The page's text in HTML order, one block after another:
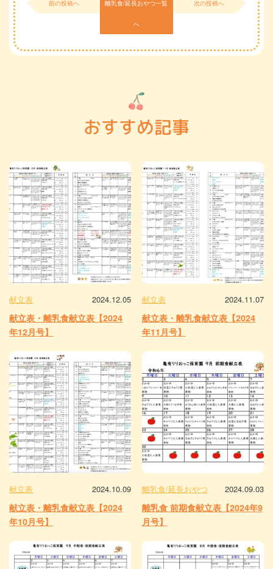
前の投稿へ 離乳食/延長おやつ一覧
へ
次の投稿へ
おすすめ記事
献立表 2024.12.05
献立表・離乳食献立表【2024
年12月号】
献立表 2024.11.07
献立表・離乳食献立表【2024
年11月号】
献立表 2024.10.09
献立表・離乳食献立表【2024
年10月号】
離乳食/延長おやつ 2024.09.03
離乳食 前期食献立表【2024年9
月号】